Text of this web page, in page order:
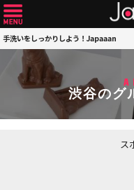
手洗いをしっかりしよう！Japaaan
渋谷のグ
ス